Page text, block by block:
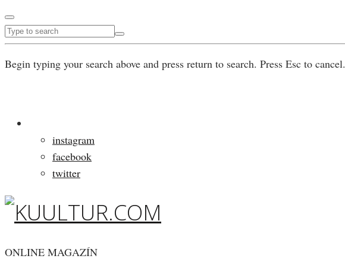
Begin typing your search above and press return to search. Press Esc to cancel.
instagram
facebook
twitter
ONLINE MAGAZÍN